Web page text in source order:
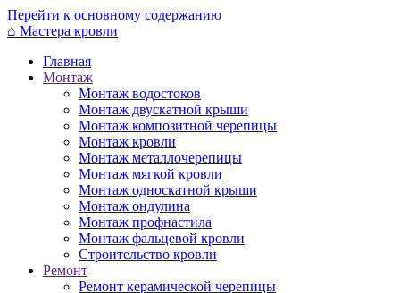
Перейти к основному содержанию
⌂ Мастера кровли
Главная
Монтаж
Монтаж водостоков
Монтаж двускатной крыши
Монтаж композитной черепицы
Монтаж кровли
Монтаж металлочерепицы
Монтаж мягкой кровли
Монтаж односкатной крыши
Монтаж ондулина
Монтаж профнастила
Монтаж фальцевой кровли
Строительство кровли
Ремонт
Ремонт керамической черепицы